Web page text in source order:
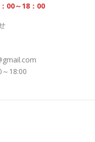
00～18：00
18:00